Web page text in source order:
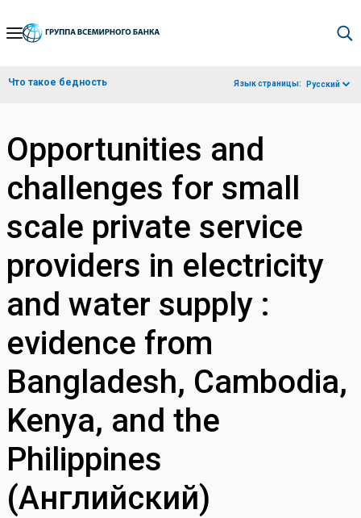
Skip
Navigation
Что такое бедность Язык страницы: Русский
Opportunities and
challenges for small
scale private service
providers in electricity
and water supply :
evidence from
Bangladesh, Cambodia,
Kenya, and the
Philippines
(Английский)